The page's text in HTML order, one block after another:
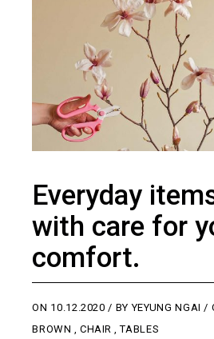
Everyday
with care for
comfort.
ON 10.12.2020 BYYEYUNG NGAI
BROWN
CHAIR ,TABLES